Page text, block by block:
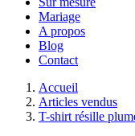
Mariage
A propos
Blog
Contact
Accueil
Articles vendus
T-shirt résille